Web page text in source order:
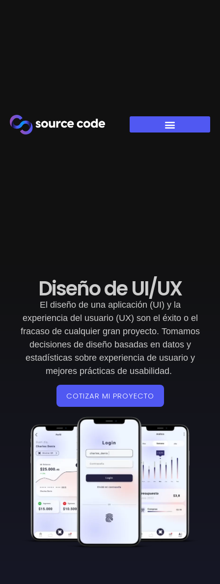
Diseño de UI/UX
El diseño de una aplicación (UI) y la
experiencia del usuario (UX) son el éxito o el
fracaso de cualquier gran proyecto. Tomamos
decisiones de diseño basadas en datos y
estadísticas sobre experiencia de usuario y
mejores prácticas de usabilidad.
COTIZAR MI PROYECTO